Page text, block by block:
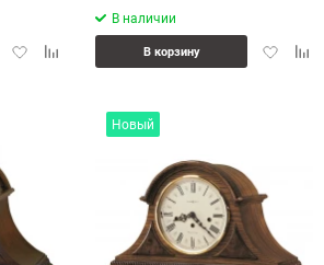
ДобавитьДобавить
В наличии
В корзину
Новый